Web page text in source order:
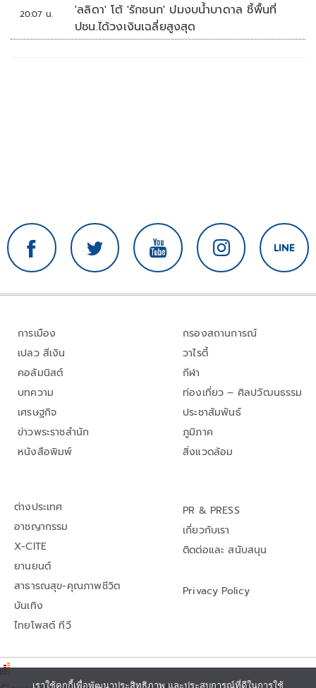
20:07 น.
'ลลิดา' โต้ 'รักชนก' ปมงบน้ำบาดาล ชี้พื้นที่
ปชน.ได้วงเงินเฉลี่ยสูงสุด
การเมือง
เปลว สีเงิน
คอลัมนิสต์
บทความ
เศรษฐกิจ
ข่าวพระราชสำนัก
หนังสือพิมพ์
กรองสถานการณ์
วาไรตี้
กีฬา
ท่องเที่ยว – ศิลปวัฒนธรรม
ประชาสัมพันธ์
ภูมิภาค
สิ่งแวดล้อม
ต่างประเทศ
อาชญากรรม
X-CITE
ยานยนต์
สาธารณสุข-คุณภาพชีวิต
บันเทิง
ไทยโพสต์ ทีวี
PR & PRESS
เกี่ยวกับเรา
ติดต่อและ สนับสนุน
Privacy Policy
เราใช้คุกกี้เพื่อพัฒนาประสิทธิภาพ และประสบการณ์ที่ดีในการใช้